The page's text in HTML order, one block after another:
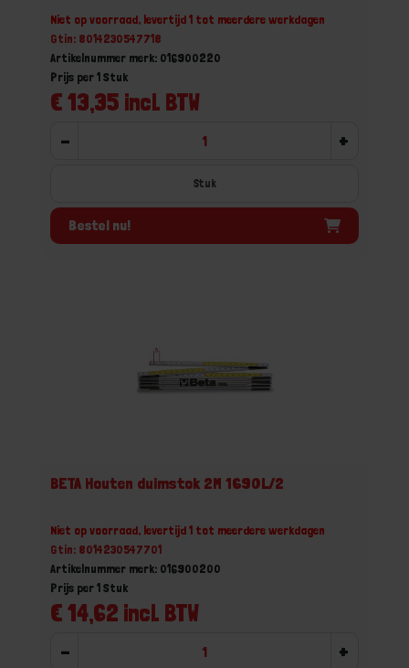
Niet op voorraad, levertijd 1 tot meerdere werkdagen
Gtin: 8014230547718
Artikelnummer merk: 016900220
€ 13,35 incl. BTW
Prijs per 1 Stuk
- +
Stuk
Bestel nu!
BETA Houten duimstok 2M 1690L/2
Niet op voorraad, levertijd 1 tot meerdere werkdagen
Gtin: 8014230547701
Artikelnummer merk: 016900200
€ 14,62 incl. BTW
Prijs per 1 Stuk
- +